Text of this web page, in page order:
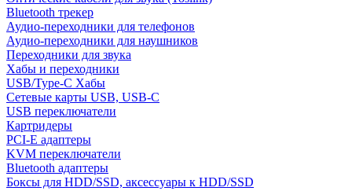
Bluetooth трекер
Аудио-переходники для телефонов
Аудио-переходники для наушников
Переходники для звука
Хабы и переходники
USB/Type-C Хабы
Сетевые карты USB, USB-C
USB переключатели
Картридеры
PCI-E адаптеры
KVM переключатели
Bluetooth адаптеры
Боксы для HDD/SSD, аксессуары к HDD/SSD